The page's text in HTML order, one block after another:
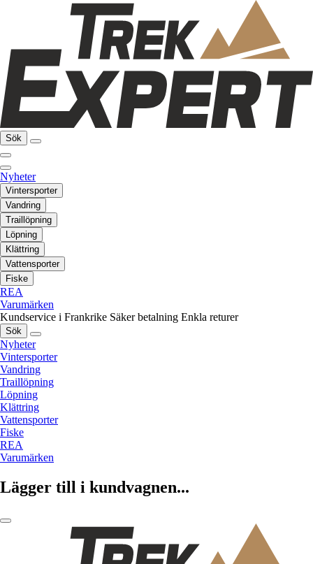
Sök
Nyheter
Vintersporter
Vandring
Traillöpning
Löpning
Klättring
Vattensporter
Fiske
REA
Varumärken
Kundservice i Frankrike Säker betalning Enkla returer
Sök
Nyheter
Vintersporter
Vandring
Traillöpning
Löpning
Klättring
Vattensporter
Fiske
REA
Varumärken
Lägger till i kundvagnen...